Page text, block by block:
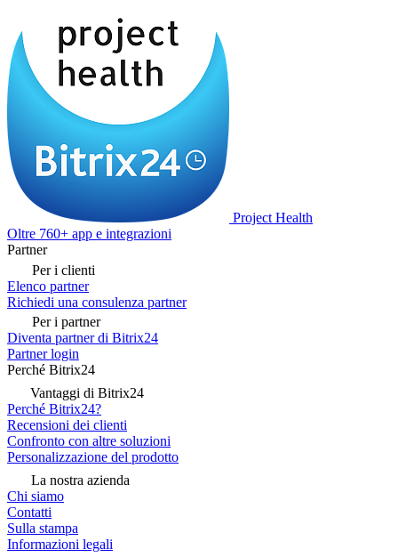
Project Health
Oltre 760+ app e integrazioni
Partner
Per i clienti
Elenco partner
Richiedi una consulenza partner
Per i partner
Diventa partner di Bitrix24
Partner login
Perché Bitrix24
Vantaggi di Bitrix24
Perché Bitrix24?
Recensioni dei clienti
Confronto con altre soluzioni
Personalizzazione del prodotto
La nostra azienda
Chi siamo
Contatti
Sulla stampa
Informazioni legali